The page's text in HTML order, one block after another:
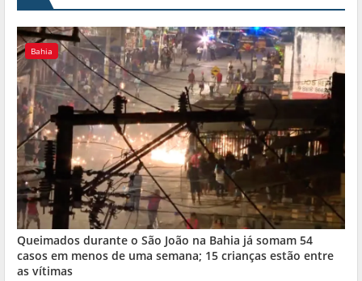
Bahia
Queimados durante o São João na Bahia já somam 54
casos em menos de uma semana; 15 crianças estão entre
as vítimas